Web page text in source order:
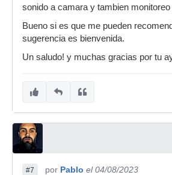
sonido a camara y tambien monitoreo
Bueno si es que me pueden
sugerencia es bienvenida.
Un saludo! y muchas gracias por tu
#7 por Pablo el 04/08/2023